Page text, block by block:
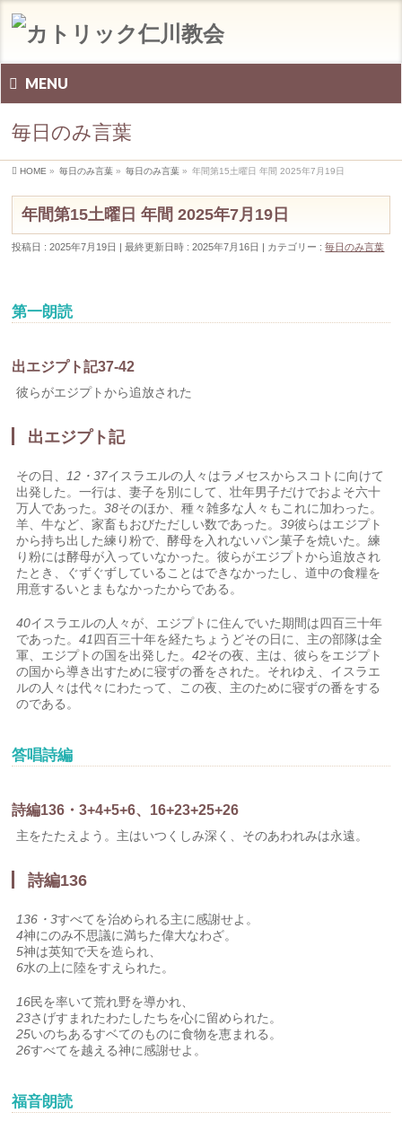
MENU
毎日のみ言葉
HOME » 毎日のみ言葉 » 毎日のみ言葉 » 年間第15土曜日 年間 2025年7月19日
年間第15土曜日 年間 2025年7月19日
投稿日 : 2025年7月19日 最終更新日時 : 2025年7月16日 カテゴリー :毎日のみ言葉
第一朗読
出エジプト記37-42
彼らがエジプトから追放された
出エジプト記
その日、 12・37イスラエルの人々はラメセスからスコトに向けて
出発した。一行は、妻子を別にして、壮年男子だけでおよそ六十
万人であった。38そのほか、種々雑多な人々もこれに加わった。
羊、牛など、家畜もおびただしい数であった。39彼らはエジプト
から持ち出した練り粉で、酵母を入れないパン菓子を焼いた。練
り粉には酵母が入っていなかった。彼らがエジプトから追放され
たとき、ぐずぐずしていることはできなかったし、道中の食糧を
用意するいとまもなかったからである。
40イスラエルの人々が、エジプトに住んでいた期間は四百三十年
であった。41四百三十年を経たちょうどその日に、主の部隊は全
軍、エジプトの国を出発した。42その夜、主は、彼らをエジプト
の国から導き出すために寝ずの番をされた。それゆえ、イスラエ
ルの人々は代々にわたって、この夜、主のために寝ずの番をする
のである。
答唱詩編
詩編136・3+4+5+6、16+23+25+26
主をたたえよう。主はいつくしみ深く、そのあわれみは永遠。
詩編136
136・3すべてを治められる主に感謝せよ。
4神にのみ不思議に満ちた偉大なわざ。
5神は英知で天を造られ、
6水の上に陸をすえられた。
16民を率いて荒れ野を導かれ、
23さげすまれたわたしたちを心に留められた。
25いのちあるすベてのものに食物を恵まれる。
26すべてを越える神に感謝せよ。
福音朗読